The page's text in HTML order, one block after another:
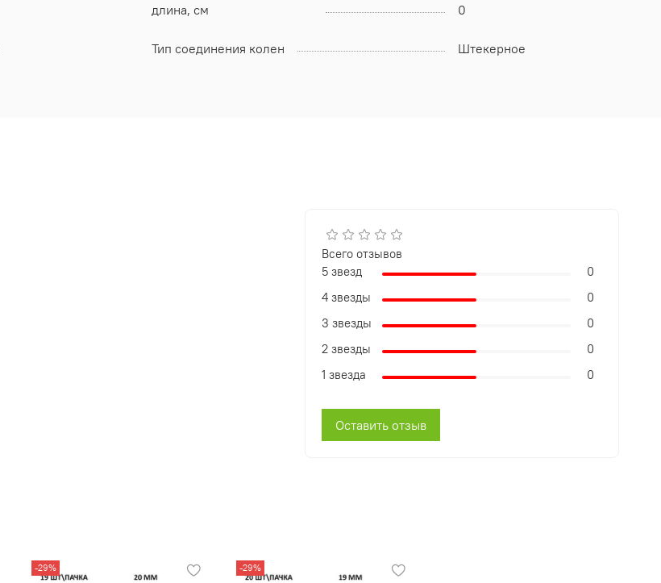
длина, см
0
Тип соединения колен Штекерное
Всего отзывов
5 звезд
0
4 звезды
0
3 звезды
0
2 звезды
0
1 звезда
0
Оставить отзыв
-29% -29%